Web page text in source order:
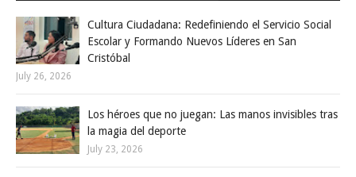
Cultura Ciudadana: Redefiniendo el Servicio Social
Escolar y Formando Nuevos Líderes en San
Cristóbal
July 26, 2026
Los héroes que no juegan: Las manos invisibles tras
la magia del deporte
July 23, 2026